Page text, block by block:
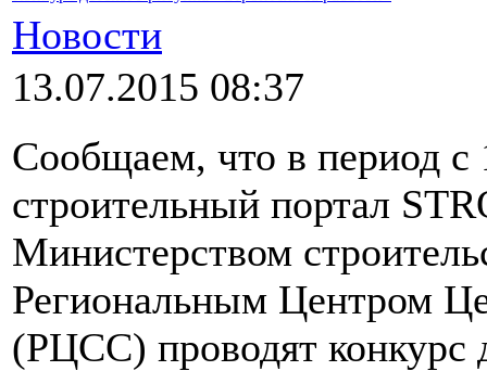
Новости
13.07.2015 08:37
Сообщаем, что в период с
строительный портал
Министерством
Региональным Центром
(РЦСС) проводят конкурс